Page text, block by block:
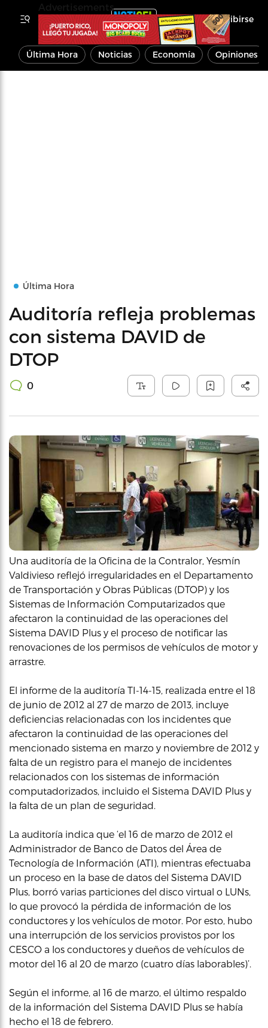
Inscribirse
Última Hora Noticias Economía Opiniones
Última Hora
Auditoría refleja problemas
con sistema DAVID de
DTOP
0
Una auditoría de la Oficina de la Contralor, Yesmín
Valdivieso reflejó irregularidades en el Departamento
de Transportación y Obras Públicas (DTOP) y los
Sistemas de Información Computarizados que
afectaron la continuidad de las operaciones del
Sistema DAVID Plus y el proceso de notificar las
renovaciones de los permisos de vehículos de motor y
arrastre.
El informe de la auditoría TI-14-15, realizada entre el 18
de junio de 2012 al 27 de marzo de 2013, incluye
deficiencias relacionadas con los incidentes que
afectaron la continuidad de las operaciones del
mencionado sistema en marzo y noviembre de 2012 y
falta de un registro para el manejo de incidentes
relacionados con los sistemas de información
computadorizados, incluido el Sistema DAVID Plus y
la falta de un plan de seguridad.
La auditoría indica que ‘el 16 de marzo de 2012 el
Administrador de Banco de Datos del Área de
Tecnología de Información (ATI), mientras efectuaba
un proceso en la base de datos del Sistema DAVID
Plus, borró varias particiones del disco virtual o LUNs,
lo que provocó la pérdida de información de los
conductores y los vehículos de motor. Por esto, hubo
una interrupción de los servicios provistos por los
CESCO a los conductores y dueños de vehículos de
motor del 16 al 20 de marzo (cuatro días laborables)’.
Según el informe, al 16 de marzo, el último respaldo
de la información del Sistema DAVID Plus se había
hecho el 18 de febrero.
Advertisements